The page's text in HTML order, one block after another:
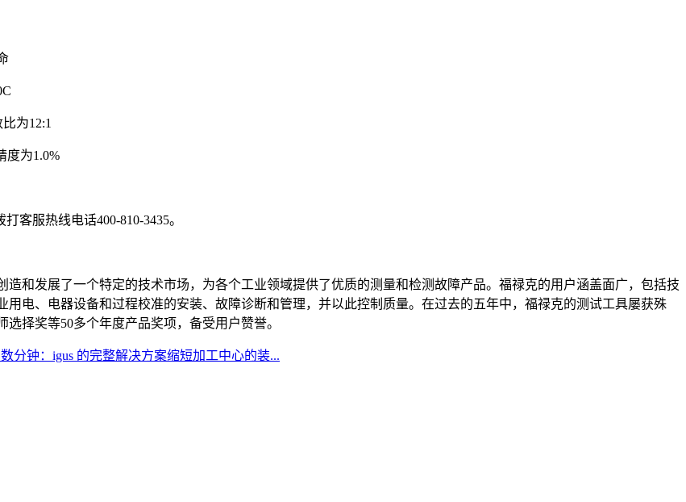
为12:1
度为1.0%
客服热线电话400-810-3435。
和发展了一个特定的技术市场，为各个工业领域提供了优质的测量和检测故障产品。福禄克的用户涵盖面广，包括技
电、电器设备和过程校准的安装、故障诊断和管理，并以此控制质量。在过去的五年中，福禄克的测试工具屡获殊
择奖等50多个年度产品奖项，备受用户赞誉。
分钟：igus 的完整解决方案缩短加工中心的装...